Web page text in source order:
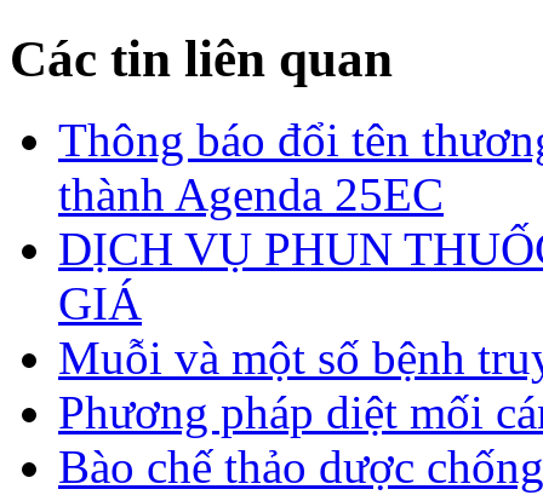
Các tin liên quan
Thông báo đổi tên
thành Agenda 25EC
DỊCH VỤ PHUN
GIÁ
Muỗi và một số bệnh
Phương pháp diệt mối
Bào chế thảo dược